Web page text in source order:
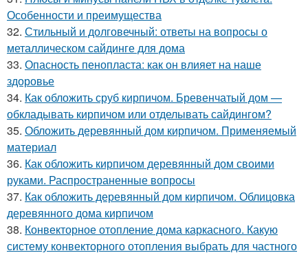
Особенности и преимущества
32. Стильный и долговечный: ответы на вопросы о
металлическом сайдинге для дома
33. Опасность пенопласта: как он влияет на наше
здоровье
34. Как обложить сруб кирпичом. Бревенчатый дом —
обкладывать кирпичом или отделывать сайдингом?
35. Обложить деревянный дом кирпичом. Применяемый
материал
36. Как обложить кирпичом деревянный дом своими
руками. Распространенные вопросы
37. Как обложить деревянный дом кирпичом. Облицовка
деревянного дома кирпичом
38. Конвекторное отопление дома каркасного. Какую
систему конвекторного отопления выбрать для частного